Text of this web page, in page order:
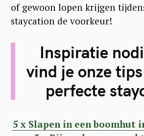
of gewoon lopen krijgen
staycation de voorkeur!
Inspiratie
vind je onze
perfecte
5 x Slapen in een boomhut